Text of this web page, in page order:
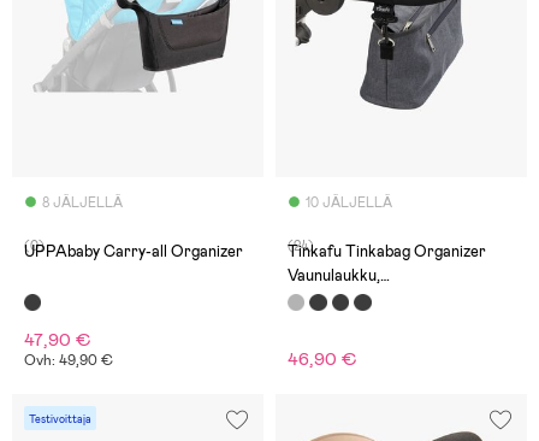
8 JÄLJELLÄ
(0)
UPPAbaby Carry-all Organizer
47,90 €
Ovh: 49,90 €
10 JÄLJELLÄ
(24)
Tinkafu Tinkabag Organizer
Vaunulaukku,
Harmaameleerattu
46,90 €
Testivoittaja